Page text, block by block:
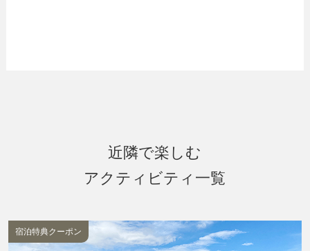
近隣で楽しむ
アクティビティ一覧
宿泊特典クーポン